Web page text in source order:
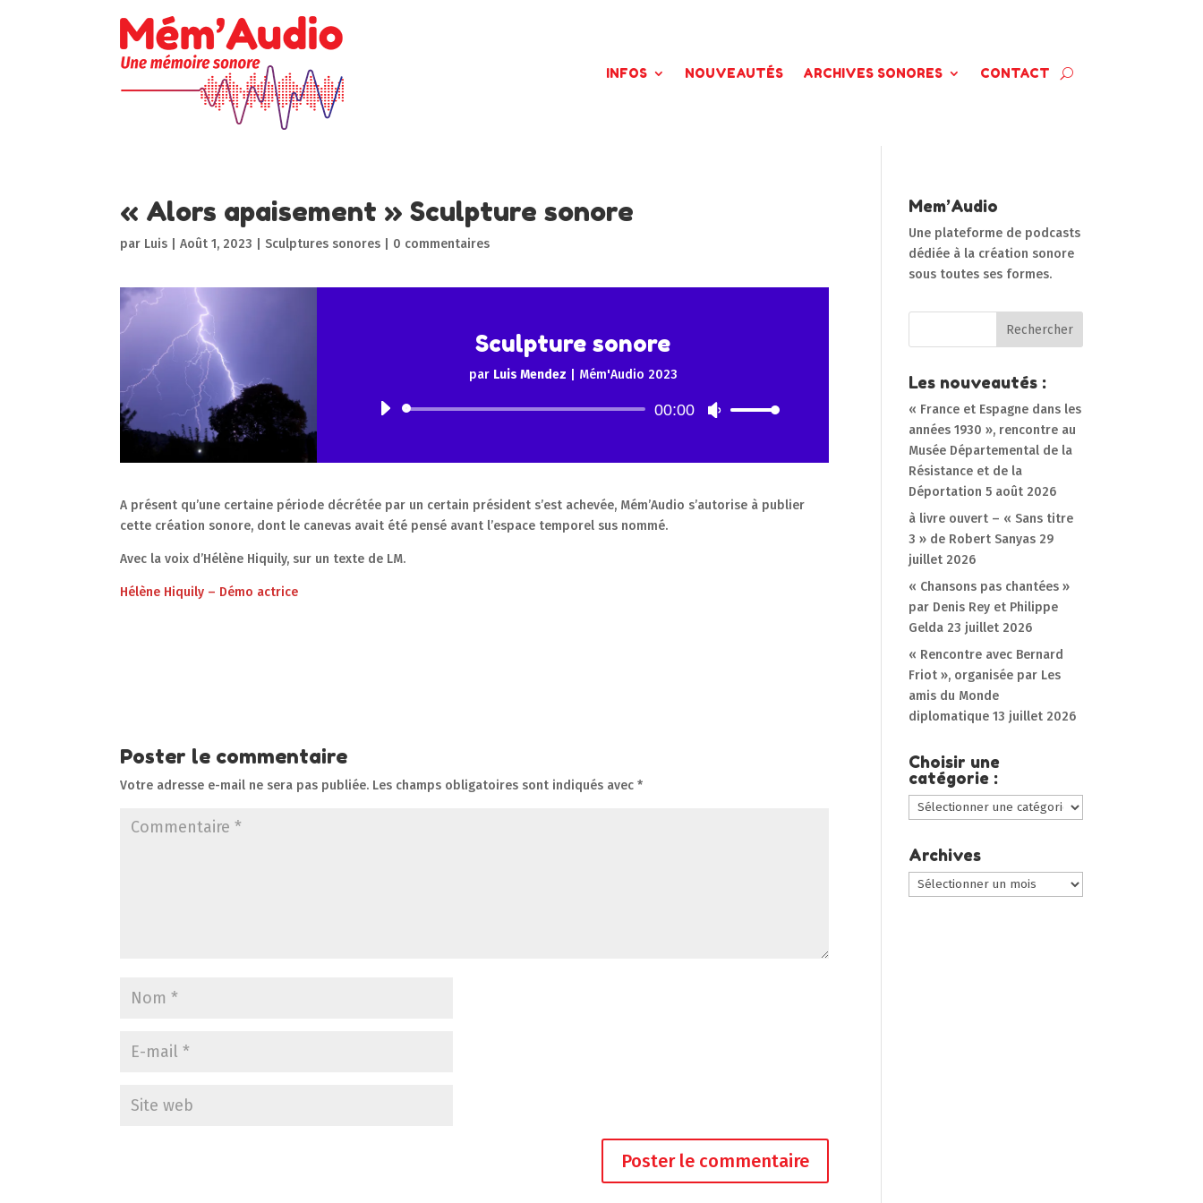
INFOS NOUVEAUTÉS ARCHIVES SONORES CONTACT
« Alors apaisement » Sculpture sonore
par Luis |Août 1, 2023 Sculptures sonores 0 commentaires
Sculpture sonore
par Luis Mendez Mém'Audio 2023
Lecteur
00:00
Utilisez
augmenter
A présent qu’une certaine période décrétée par un certain président s’est achevée, Mém’Audio s’autorise à publier
cette création sonore, dont le canevas avait été pensé avant l’espace temporel sus nommé.
Avec la voix d’Hélène Hiquily, sur un texte de LM.
Hélène Hiquily – Démo actrice
Poster le commentaire
Votre adresse e-mail ne sera pas publiée. Les champs obligatoires sont indiqués avec*
Mem’Audio
Une plateforme de podcasts
dédiée à la création sonore
sous toutes ses formes.
Les nouveautés :
« France et Espagne dans les
années 1930 », rencontre au
Musée Départemental de la
Résistance et de la
Déportation 5 août 2026
à livre ouvert – « Sans titre
3 » de Robert Sanyas 29
juillet 2026
« Chansons pas chantées »
par Denis Rey et Philippe
Gelda 23 juillet 2026
« Rencontre avec Bernard
Friot », organisée par Les
amis du Monde
diplomatique 13 juillet 2026
Choisir une
catégorie :
Choisir
une
catégorie
:
Archives
Archives